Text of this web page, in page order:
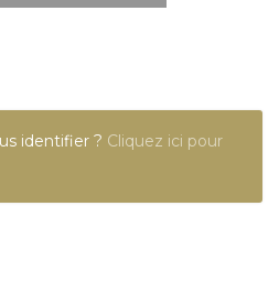
identifier ? Cliquez ici pour